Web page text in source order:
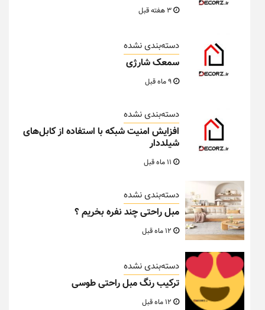
دسته‌بندی نشده
سمعک شارژی
دسته‌بندی نشده
افزایش امنیت شبکه با استفاده از کابل‌های
شیلددار
دسته‌بندی نشده
مبل راحتی چند نفره بخریم ؟
دسته‌بندی نشده
ترکیب رنگ مبل راحتی طوسی